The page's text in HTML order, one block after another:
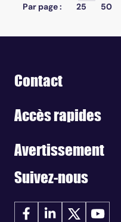
Par page :
25 50
Contact
Accès rapides
Avertissement
Suivez-nous